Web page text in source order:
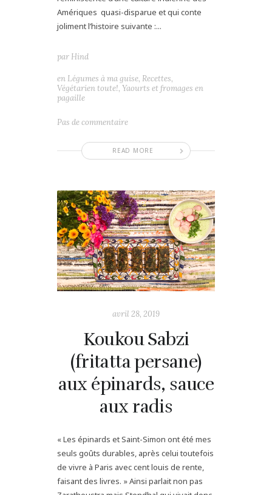
Amériques quasi-disparue et qui conte
joliment l’histoire suivante :...
READ MORE
par Hind
en Légumes à ma guise, Recettes,
Végétarien toute!, Yaourts et fromages en
pagaille
Pas de commentaire
avril 28, 2019
Koukou Sabzi
(fritatta persane)
aux épinards, sauce
aux radis
« Les épinards et Saint-Simon ont été mes
seuls goûts durables, après celui toutefois
de vivre à Paris avec cent louis de rente,
faisant des livres. » Ainsi parlait non pas